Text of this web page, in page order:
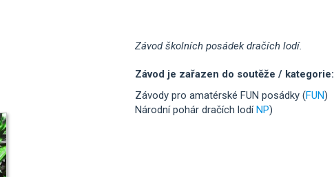
Závod školních posádek dračích lodí.
Závod je zařazen do soutěže / kategorie:
Závody pro amatérské FUN posádky (FUN)
Národní pohár dračích lodíNP)